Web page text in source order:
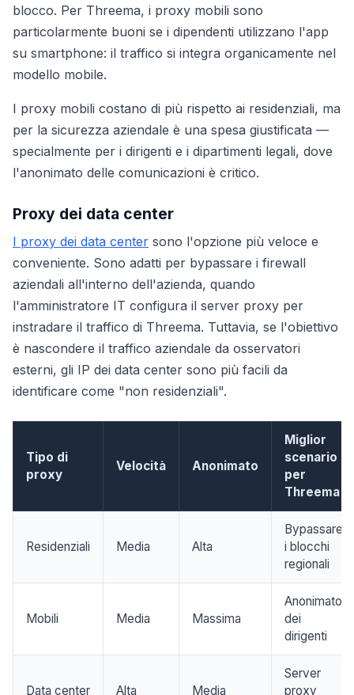
blocco. Per Threema, i proxy mobili sono
particolarmente buoni se i dipendenti utilizzano l'app
su smartphone: il traffico si integra organicamente nel
modello mobile.
I proxy mobili costano di più rispetto ai residenziali, ma
per la sicurezza aziendale è una spesa giustificata —
specialmente per i dirigenti e i dipartimenti legali, dove
l'anonimato delle comunicazioni è critico.
Proxy dei data center
I proxy dei data center sono l'opzione più veloce e
conveniente. Sono adatti per bypassare i firewall
aziendali all'interno dell'azienda, quando
l'amministratore IT configura il server proxy per
instradare il traffico di Threema. Tuttavia, se l'obiettivo
è nascondere il traffico aziendale da osservatori
esterni, gli IP dei data center sono più facili da
identificare come "non residenziali".
Tipo di
proxy
Velocità Anonimato
Miglior
scenario
per
Threema
Residenziali Media Alta
Bypassare
i blocchi
regionali
Mobili Media Massima
Anonimato
dei
dirigenti
Data center Alta Media
Server
proxy